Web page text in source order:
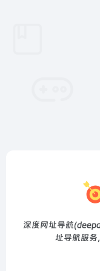
深度网址导航
址导航服务